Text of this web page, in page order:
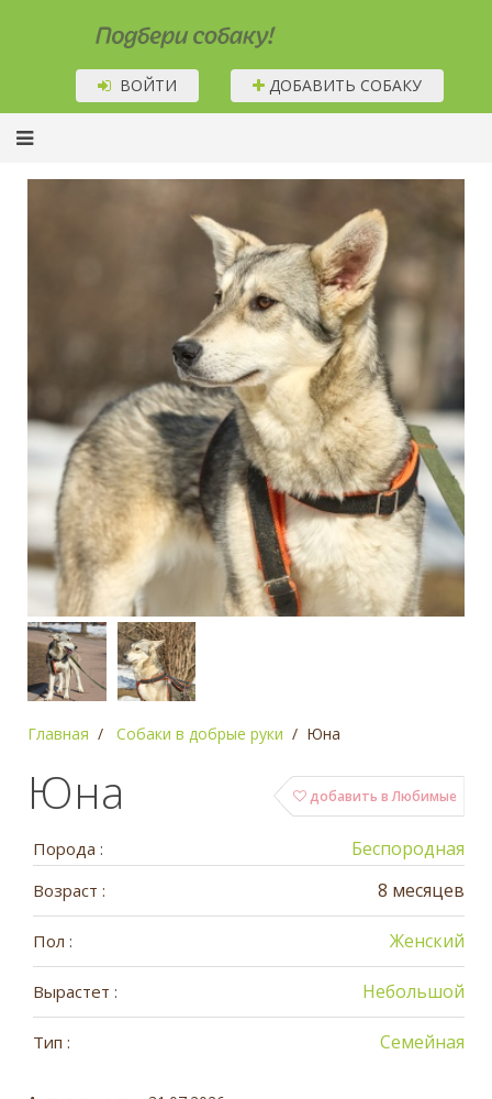
Подбери собаку!
ВОЙТИ ДОБАВИТЬ СОБАКУ
Главная Собаки в добрые руки Юна
добавить в Любимые
Юна
Порода : Беспородная
Возраст : 8 месяцев
Пол : Женский
Вырастет : Небольшой
Тип : Семейная